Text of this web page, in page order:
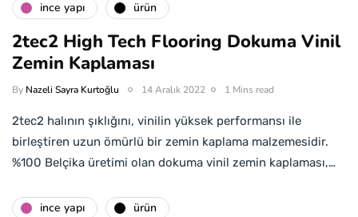
i̇nce yapı ürün
2tec2 High Tech Flooring Dokuma Vinil
Zemin Kaplaması
By Nazeli Sayra Kurtoğlu 14 Aralık 2022 1 Mins read
2tec2 halının şıklığını, vinilin yüksek performansı ile
birleştiren uzun ömürlü bir zemin kaplama malzemesidir.
%100 Belçika üretimi olan dokuma vinil zemin kaplaması,…
i̇nce yapı ürün